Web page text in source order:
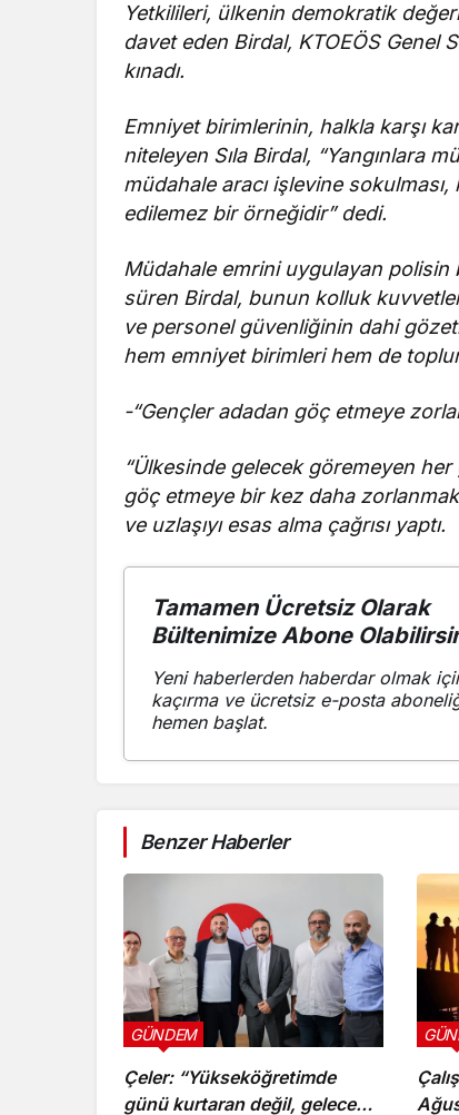
Yetkilileri, ülkenin demokratik
davet eden Birdal, KTOEÖS Genel
kınadı.
Emniyet birimlerinin, halkla karşı
niteleyen Sıla Birdal, “Yangınlara
müdahale aracı işlevine sokulması,
edilemez bir örneğidir” dedi.
Müdahale emrini uygulayan polisin
süren Birdal, bunun kolluk
ve personel güvenliğinin dahi
hem emniyet birimleri hem de
-“Gençler adadan göç etmeye
“Ülkesinde gelecek göremeyen
göç etmeye bir kez daha
ve uzlaşıyı esas alma çağrısı yaptı.
Tamamen Ücretsiz Olarak
Bültenimize Abone
Yeni haberlerden haberdar olmak
kaçırma ve ücretsiz e-posta
hemen başlat.
Benzer Haberler
Çeler: “Yükseköğretimde
günü kurtaran değil, geleceği
GÜNDEM